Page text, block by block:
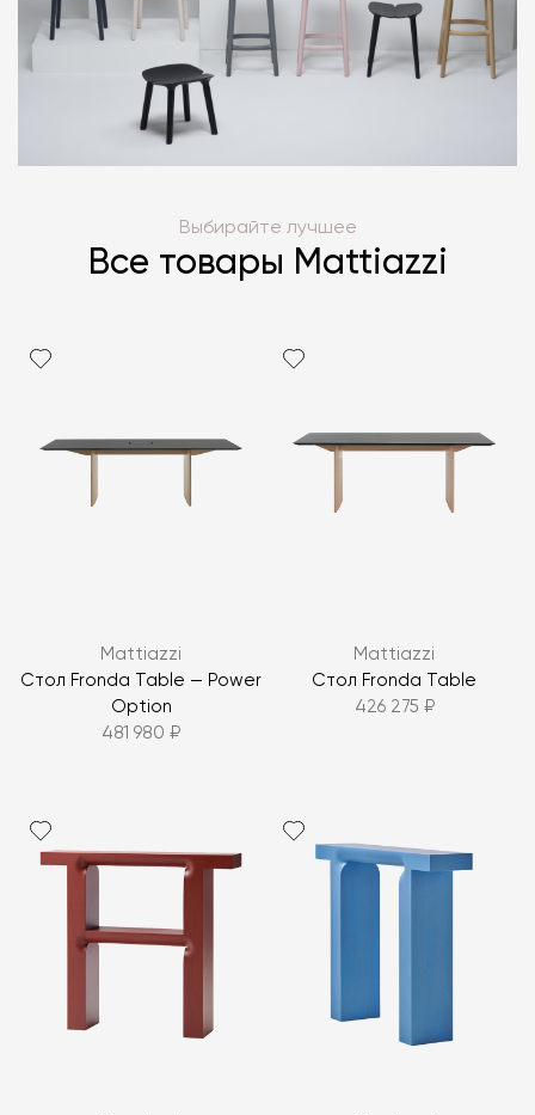
Выбирайте лучшее
Все товары Mattiazzi
Mattiazzi
Стол Fronda Table — Power
Option
481 980 ₽
Mattiazzi
Стол Fronda Table
426 275 ₽